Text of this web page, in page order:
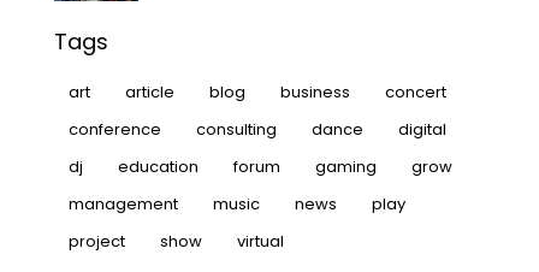
Tags
art article blog business
concert
conference
consulting dance
digital
dj
education forum gaming
grow
management
music news
play
project
show virtual